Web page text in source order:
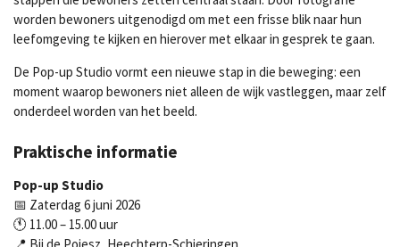
worden bewoners uitgenodigd om met een frisse blik naar hun
leefomgeving te kijken en hierover met elkaar in gesprek te gaan.
De Pop-up Studio vormt een nieuwe stap in die beweging: een
moment waarop bewoners niet alleen de wijk vastleggen, maar zelf
onderdeel worden van het beeld.
Praktische informatie
Pop-up Studio
📅 Zaterdag 6 juni 2026
🕚 11.00 – 15.00 uur